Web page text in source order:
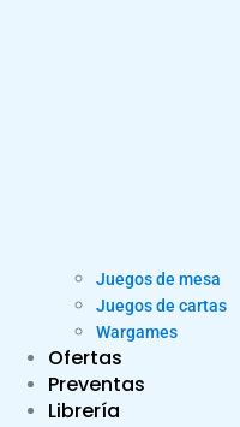
Juegos de mesa
Juegos de cartas
Wargames
Ofertas
Preventas
Librería